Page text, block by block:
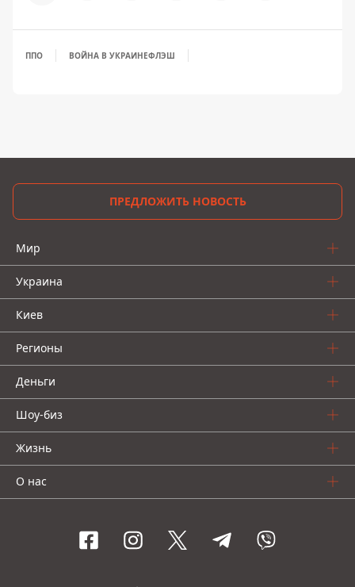
ППО ВОЙНА В УКРАИНЕФЛЭШ
ПРЕДЛОЖИТЬ НОВОСТЬ
Мир
Украина
Киев
Регионы
Деньги
Шоу-биз
Жизнь
О нас